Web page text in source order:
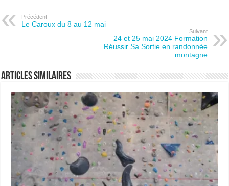
Précédent
Le Caroux du 8 au 12 mai
Suivant
24 et 25 mai 2024 Formation
Réussir Sa Sortie en randonnée
montagne
Articles similaires